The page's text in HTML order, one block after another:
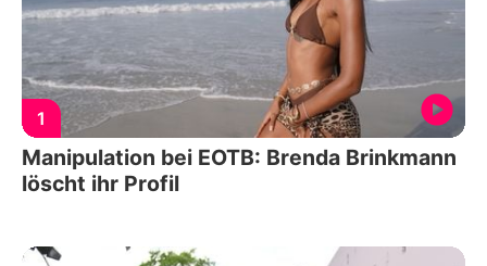
1
Manipulation bei EOTB: Brenda Brinkmann
löscht ihr Profil